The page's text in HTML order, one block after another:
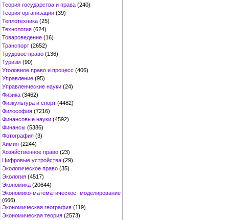
Теория государства и права (240)
Теория организации (39)
Теплотехника (25)
Технология (624)
Товароведение (16)
Транспорт (2652)
Трудовое право (136)
Туризм (90)
Уголовное право и процесс (406)
Управление (95)
Управленческие науки (24)
Физика (3462)
Физкультура и спорт (4482)
Философия (7216)
Финансовые науки (4592)
Финансы (5386)
Фотография (3)
Химия (2244)
Хозяйственное право (23)
Цифровые устройства (29)
Экологическое право (35)
Экология (4517)
Экономика (20644)
Экономико-математическое моделирование
(666)
Экономическая география (119)
Экономическая теория (2573)